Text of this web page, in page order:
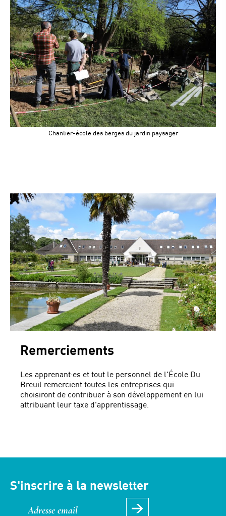
Chantier-école des berges du jardin paysager
Remerciements
Les apprenant·es et tout le personnel de l'École Du
Breuil remercient toutes les entreprises qui
choisiront de contribuer à son développement en lui
attribuant leur taxe d'apprentissage.
S'inscrire à la newsletter